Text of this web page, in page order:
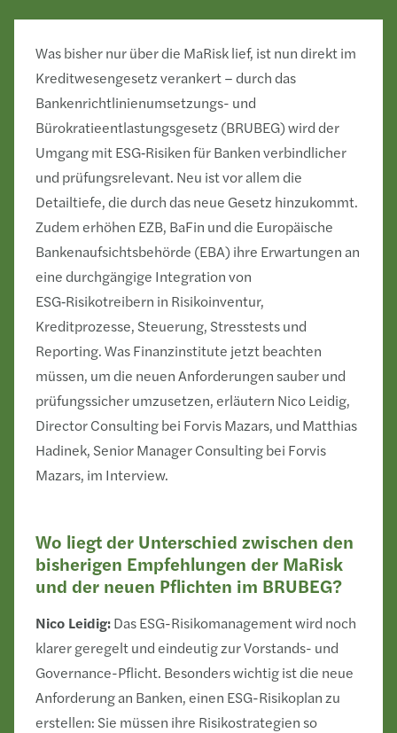
Was bisher nur über die MaRisk lief, ist nun direkt im
Kreditwesengesetz verankert – durch das
Bankenrichtlinienumsetzungs- und
Bürokratieentlastungsgesetz (BRUBEG) wird der
Umgang mit ESG‑Risiken für Banken verbindlicher
und prüfungsrelevant. Neu ist vor allem die
Detailtiefe, die durch das neue Gesetz hinzukommt.
Zudem erhöhen EZB, BaFin und die Europäische
Bankenaufsichtsbehörde (EBA) ihre Erwartungen an
eine durchgängige Integration von
ESG‑Risikotreibern in Risikoinventur,
Kreditprozesse, Steuerung, Stresstests und
Reporting. Was Finanzinstitute jetzt beachten
müssen, um die neuen Anforderungen sauber und
prüfungssicher umzusetzen, erläutern Nico Leidig,
Director Consulting bei Forvis Mazars, und Matthias
Hadinek, Senior Manager Consulting bei Forvis
Mazars, im Interview.
Wo liegt der Unterschied zwischen den
bisherigen Empfehlungen der MaRisk
und der neuen Pflichten im BRUBEG?
Nico Leidig:Das ESG-Risikomanagement wird noch
klarer geregelt und eindeutig zur Vorstands- und
Governance-Pflicht. Besonders wichtig ist die neue
Anforderung an Banken, einen ESG-Risikoplan zu
erstellen: Sie müssen ihre Risikostrategien so